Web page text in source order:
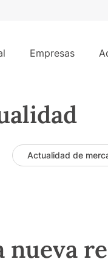
Empresas
Actualidad de
nueva